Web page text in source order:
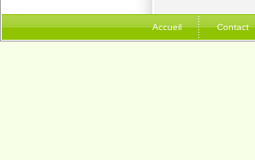
Accueil Contact